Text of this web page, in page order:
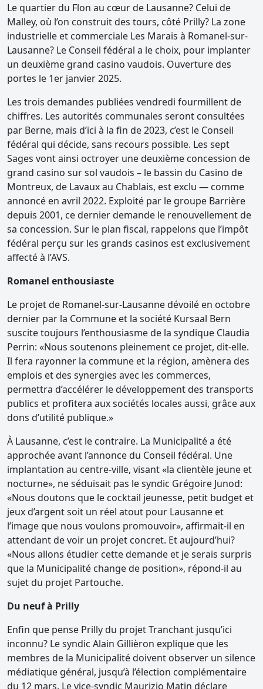
Le quartier du Flon au cœur de Lausanne? Celui de
Malley, où l’on construit des tours, côté Prilly? La zone
industrielle et commerciale Les Marais à Romanel-sur-
Lausanne? Le Conseil fédéral a le choix, pour implanter
un deuxième grand casino vaudois. Ouverture des
portes le 1er janvier 2025.
Les trois demandes publiées vendredi fourmillent de
chiffres. Les autorités communales seront consultées
par Berne, mais d’ici à la fin de 2023, c’est le Conseil
fédéral qui décide, sans recours possible. Les sept
Sages vont ainsi octroyer une deuxième concession de
grand casino sur sol vaudois – le bassin du Casino de
Montreux, de Lavaux au Chablais, est exclu — comme
annoncé en avril 2022. Exploité par le groupe Barrière
depuis 2001, ce dernier demande le renouvellement de
sa concession. Sur le plan fiscal, rappelons que l’impôt
fédéral perçu sur les grands casinos est exclusivement
affecté à l’AVS.
Romanel enthousiaste
Le projet de Romanel-sur-Lausanne dévoilé en octobre
dernier par la Commune et la société Kursaal Bern
suscite toujours l’enthousiasme de la syndique Claudia
Perrin: «Nous soutenons pleinement ce projet, dit-elle.
Il fera rayonner la commune et la région, amènera des
emplois et des synergies avec les commerces,
permettra d’accélérer le développement des transports
publics et profitera aux sociétés locales aussi, grâce aux
dons d’utilité publique.»
À Lausanne, c’est le contraire. La Municipalité a été
approchée avant l’annonce du Conseil fédéral. Une
implantation au centre-ville, visant «la clientèle jeune et
nocturne», ne séduisait pas le syndic Grégoire Junod:
«Nous doutons que le cocktail jeunesse, petit budget et
jeux d’argent soit un réel atout pour Lausanne et
l’image que nous voulons promouvoir», affirmait-il en
attendant de voir un projet concret. Et aujourd’hui?
«Nous allons étudier cette demande et je serais surpris
que la Municipalité change de position», répond-il au
sujet du projet Partouche.
Du neuf à Prilly
Enfin que pense Prilly du projet Tranchant jusqu’ici
inconnu? Le syndic Alain Gillièron explique que les
membres de la Municipalité doivent observer un silence
médiatique général, jusqu’à l’élection complémentaire
du 12 mars. Le vice-syndic Maurizio Matin déclare